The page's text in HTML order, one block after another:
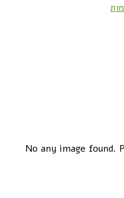
No any image found.